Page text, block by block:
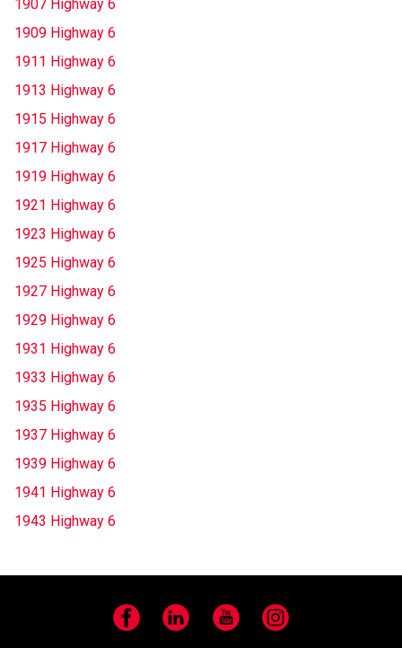
1907 Highway 6
1909 Highway 6
1911 Highway 6
1913 Highway 6
1915 Highway 6
1917 Highway 6
1919 Highway 6
1921 Highway 6
1923 Highway 6
1925 Highway 6
1927 Highway 6
1929 Highway 6
1931 Highway 6
1933 Highway 6
1935 Highway 6
1937 Highway 6
1939 Highway 6
1941 Highway 6
1943 Highway 6
Facebook LinkedIn YouTube Instagram